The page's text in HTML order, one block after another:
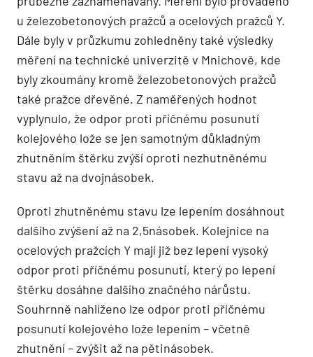
u železobetonových pražců a ocelových pražců Y.
Dále byly v průzkumu zohledněny také výsledky
měření na technické univerzitě v Mnichově, kde
byly zkoumány kromě železobetonových pražců
také pražce dřevěné. Z naměřených hodnot
vyplynulo, že odpor proti příčnému posunutí
kolejového lože se jen samotným důkladným
zhutněním štěrku zvýší oproti nezhutněnému
stavu až na dvojnásobek.
Oproti zhutněnému stavu lze lepením dosáhnout
dalšího zvýšení až na 2,5násobek. Kolejnice na
ocelových pražcích Y mají již bez lepení vysoký
odpor proti příčnému posunutí, který po lepení
štěrku dosáhne dalšího značného nárůstu.
Souhrnně nahlíženo lze odpor proti příčnému
posunutí kolejového lože lepením – včetně
zhutnění – zvýšit až na pětinásobek.